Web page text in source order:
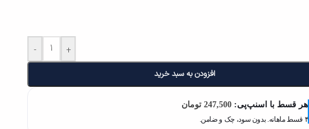
- +
افزودن به سبد خرید
هر قسط با اسنپ‌پی: 247,500 تومان
۴ قسط ماهانه. بدون سود، چک و ضامن.